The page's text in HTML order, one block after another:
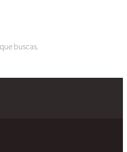
buscas.